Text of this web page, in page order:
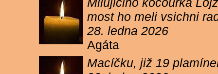
most ho meli vsichni
28. ledna 2026
Agáta
Macíčku, již 19